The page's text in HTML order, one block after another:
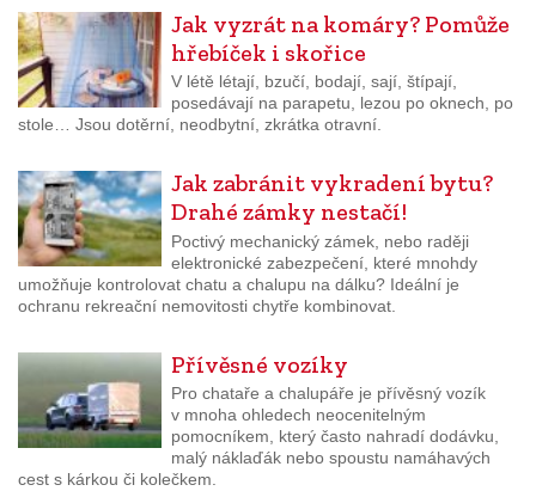
Jak vyzrát na komáry? Pomůže
hřebíček i skořice
V létě létají, bzučí, bodají, sají, štípají,
posedávají na parapetu, lezou po oknech, po
stole… Jsou dotěrní, neodbytní, zkrátka otravní.
Jak zabránit vykradení bytu?
Drahé zámky nestačí!
Poctivý mechanický zámek, nebo raději
elektronické zabezpečení, které mnohdy
umožňuje kontrolovat chatu a chalupu na dálku? Ideální je
ochranu rekreační nemovitosti chytře kombinovat.
Přívěsné vozíky
Pro chataře a chalupáře je přívěsný vozík
v mnoha ohledech neocenitelným
pomocníkem, který často nahradí dodávku,
malý náklaďák nebo spoustu namáhavých
cest s kárkou či kolečkem.